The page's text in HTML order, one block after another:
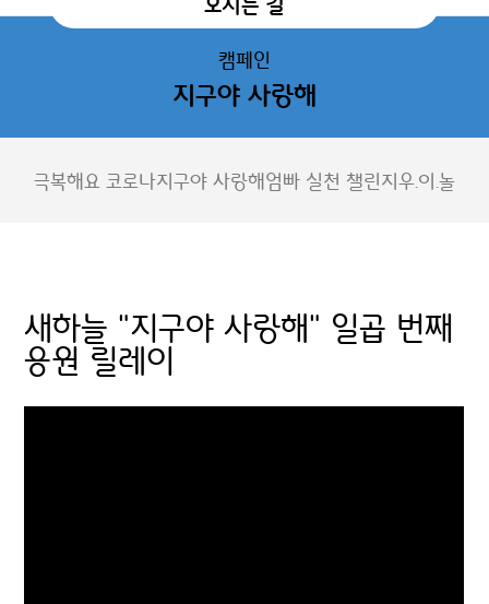
캠페인
지구야 사랑해
극복해요 코로나지구야 사랑해엄빠 실천 챌린지우.이.놀
새하늘 "지구야 사랑해" 일곱 번째
응원 릴레이